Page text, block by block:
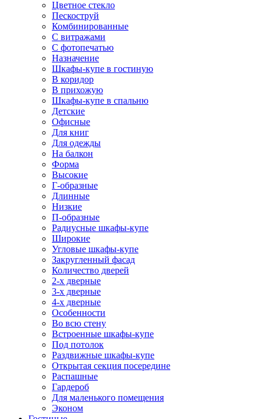
Цветное стекло
Пескоструй
Комбинированные
С витражами
С фотопечатью
Назначение
Шкафы-купе в гостиную
В коридор
В прихожую
Шкафы-купе в спальню
Детские
Офисные
Для книг
Для одежды
На балкон
Форма
Высокие
Г-образные
Длинные
Низкие
П-образные
Радиусные шкафы-купе
Широкие
Угловые шкафы-купе
Закругленный фасад
Количество дверей
2-х дверные
3-х дверные
4-х дверные
Особенности
Во всю стену
Встроенные шкафы-купе
Под потолок
Раздвижные шкафы-купе
Открытая секция посередине
Распашные
Гардероб
Для маленького помещения
Эконом